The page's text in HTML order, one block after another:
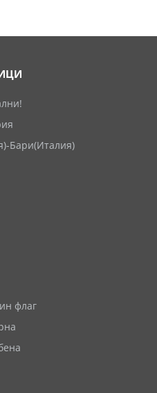
Бари(Италия)
флаг